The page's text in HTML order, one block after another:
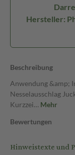
Hersteller:
Beschreibung
Anwendung &amp;
Nesselausschlag
Kurzzei… Mehr
Bewertungen
Hinweistexte und